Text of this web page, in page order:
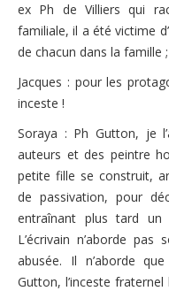
ex Ph de Villiers qui
familiale, il a été victime
de chacun dans la famille
Jacques : pour les
inceste !
Soraya : Ph Gutton, je
auteurs et des peintre
petite fille se construit,
de passivation, pour
entraînant plus tard un
L’écrivain n’aborde
abusée. Il n’aborde
Gutton, l’inceste